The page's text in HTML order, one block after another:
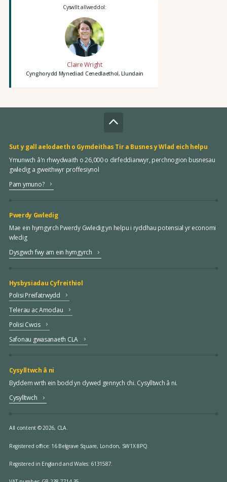
Cyswllt allweddol:
Claire Wright
Cynghorydd Mynediad Cenedlaethol, Llundain
Sut y gall aelodaeth o Gymdeithas Tir a Busnes y Wlad eich helpu
Ymunwch â'n rhwydwaith o 26,000 o dirfeddianwyr, perchnogion busnesau
gwledig a gweithwyr proffesiynol
Pam ymuno?
Pwerdy Gwledig
Mae ein hymgyrch Pwerdy Gwledig yn helpu i ryddhau potensial yr economi
wledig
Dysgwch fwy am ein hymgyrch
Hysbysiadau Cyfreithiol
Polisi Preifatrwydd
Telerau ac Amodau
Polisi Cwcis
Safonau gwasanaeth CLA
Cysylltwch â ni
Byddem wrth ein bodd yn clywed gennych chi. Cysylltwch â ni.
Cysylltwch
All content © 2026, CLA.
Registered office: 16 Belgrave Square, London, SW1X 8PQ.
Registered in England and Wales: 6131587.